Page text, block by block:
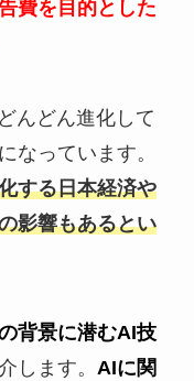
費を目的とした
んどん進化して
なっています。
する日本経済や
影響もあるとい
背景に潜むAI技
します。 AIに関